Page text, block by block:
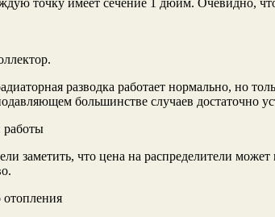
разводка работает нормально, но
большинстве случаев достаточно
работы
заметить, что цена на распределители
отопления